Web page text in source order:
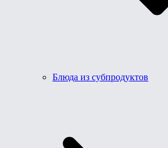
Блюда из субпродуктов